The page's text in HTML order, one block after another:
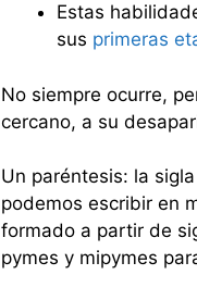
Estas
sus primeras
No siempre ocurre,
cercano, a su
Un paréntesis: la
podemos escribir en
formado a partir de
pymes y mipymes